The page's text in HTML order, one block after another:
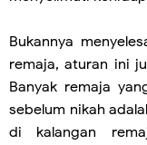
Bukannya
remaja, aturan ini
Banyak remaja
sebelum nikah
di kalangan